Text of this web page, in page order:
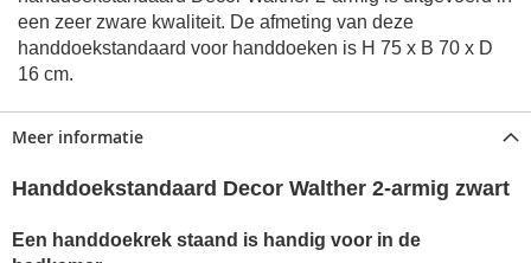
een zeer zware kwaliteit. De afmeting van deze
handdoekstandaard voor handdoeken is H 75 x B 70 x D
16 cm.
Meer informatie
Handdoekstandaard Decor Walther 2-armig zwart
Een handdoekrek staand is handig voor in de